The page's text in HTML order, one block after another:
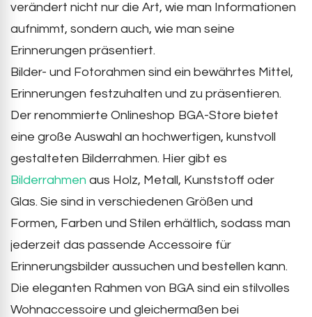
verändert nicht nur die Art, wie man Informationen
aufnimmt, sondern auch, wie man seine
Erinnerungen präsentiert.
Bilder- und Fotorahmen sind ein bewährtes Mittel,
Erinnerungen festzuhalten und zu präsentieren.
Der renommierte Onlineshop BGA-Store bietet
eine große Auswahl an hochwertigen, kunstvoll
gestalteten Bilderrahmen. Hier gibt es
Bilderrahmen aus Holz, Metall, Kunststoff oder
Glas. Sie sind in verschiedenen Größen und
Formen, Farben und Stilen erhältlich, sodass man
jederzeit das passende Accessoire für
Erinnerungsbilder aussuchen und bestellen kann.
Die eleganten Rahmen von BGA sind ein stilvolles
Wohnaccessoire und gleichermaßen bei